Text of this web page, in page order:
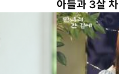
아들과 3살 차